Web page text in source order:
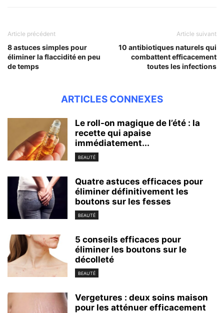
Article précédent
8 astuces simples pour
éliminer la flaccidité en peu
de temps
Article suivant
10 antibiotiques naturels qui
combattent efficacement
toutes les infections
ARTICLES CONNEXES
Le roll-on magique de l’été : la
recette qui apaise
immédiatement...
BEAUTÉ
Quatre astuces efficaces pour
éliminer définitivement les
boutons sur les fesses
BEAUTÉ
5 conseils efficaces pour
éliminer les boutons sur le
décolleté
BEAUTÉ
Vergetures : deux soins maison
pour les atténuer efficacement